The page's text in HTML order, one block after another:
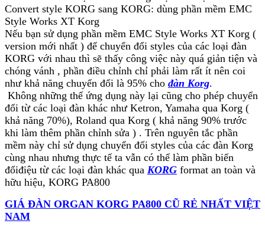
Convert style KORG sang KORG: dùng phần mềm EMC
Style Works XT Korg
Nếu bạn sử dụng phần mềm EMC Style Works XT Korg (
version mới nhất ) để chuyển đổi styles của các loại đàn
KORG với nhau thì sẽ thấy công việc này quá giản tiện và
chóng vánh , phần điều chỉnh chỉ phải làm rất ít nên coi
như khả năng chuyển đổi là 95% cho đàn Korg.
Không những thế ứng dụng này lại cũng cho phép chuyển
đổi từ các loại đàn khác như Ketron, Yamaha qua Korg (
khả năng 70%), Roland qua Korg ( khả năng 90% trước
khi làm thêm phần chỉnh sửa ) . Trên nguyên tắc phần
mềm này chỉ sử dụng chuyển đổi styles của các đàn Korg
cùng nhau nhưng thực tế ta vẫn có thể làm phần biến
đổiđiệu từ các loại đàn khác qua KORG format an toàn và
hữu hiệu, KORG PA800
GIÁ ĐÀN ORGAN KORG PA800 CŨ RẺ NHẤT VIỆT
NAM